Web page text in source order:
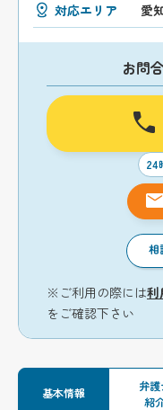
対応エリア
愛
お問
24
相
※ご利用の際には利
をご確認下さい
基本情報
弁護
紹